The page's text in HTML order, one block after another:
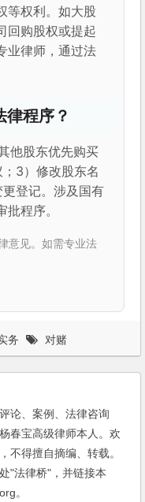
等权利。如大股
回购股权或提起
业律师，通过法
律程序？
他股东优先购买
3）修改股东名
登记。涉及国有
程序。
意见。如需专业法
务 对赌
论、案例、法律咨询
春宝高级律师本人。欢
不得擅自摘编、转载。
"法律桥"，并链接本
。